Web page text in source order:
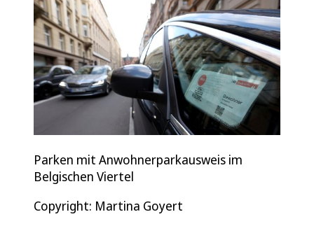
Parken mit Anwohnerparkausweis im
Belgischen Viertel
Copyright: Martina Goyert